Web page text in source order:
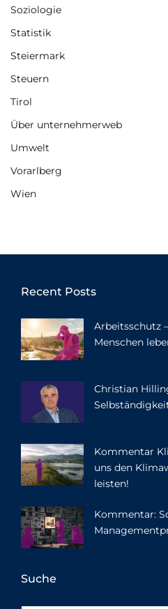
Soziologie
Statistik
Steiermark
Steuern
Tirol
Über unternehmerweb
Umwelt
Vorarlberg
Wien
Recent Posts
Arbeitsschutz
Menschen
Christian
Kommentar
uns den
leisten!
Kommentar:
Suche